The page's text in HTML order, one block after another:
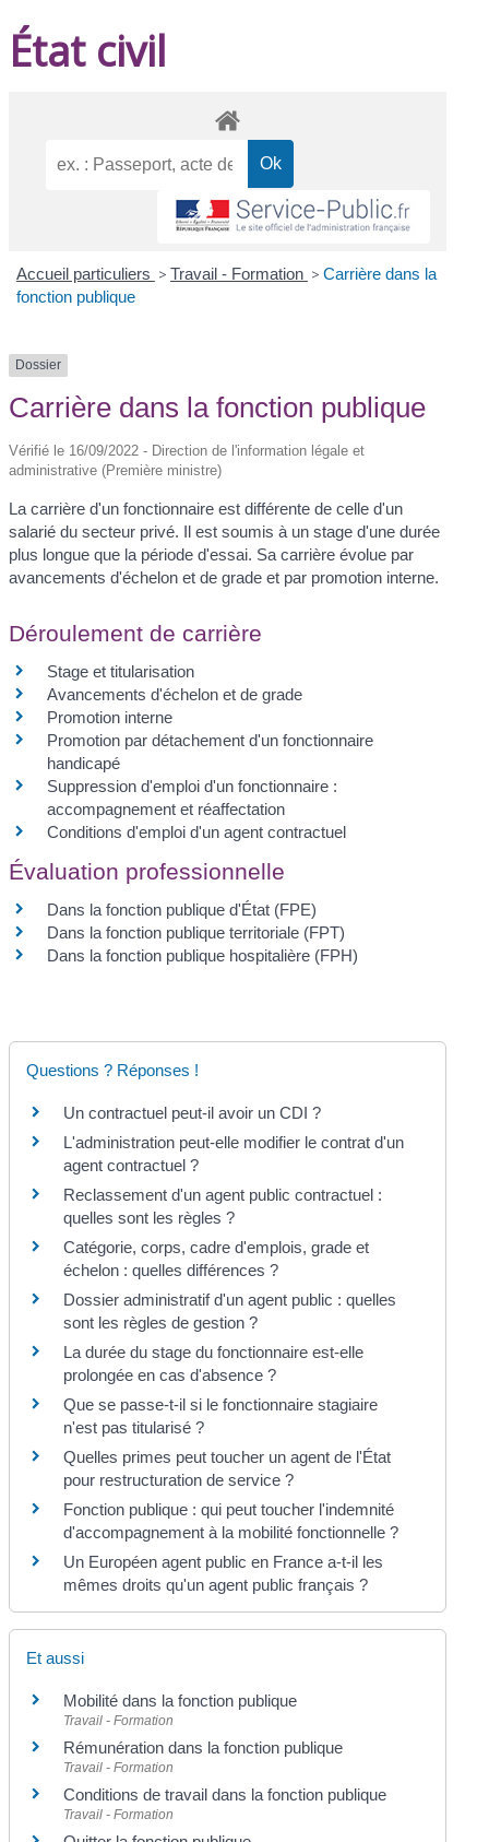
État civil
Accueil particuliers > Travail - Formation > Carrière dans la
fonction publique
Dossier
Carrière dans la fonction publique
Vérifié le 16/09/2022 - Direction de l'information légale et
administrative (Première ministre)
La carrière d'un fonctionnaire est différente de celle d'un
salarié du secteur privé. Il est soumis à un stage d'une durée
plus longue que la période d'essai. Sa carrière évolue par
avancements d'échelon et de grade et par promotion interne.
Déroulement de carrière
Stage et titularisation
Avancements d'échelon et de grade
Promotion interne
Promotion par détachement d'un fonctionnaire
handicapé
Suppression d'emploi d'un fonctionnaire :
accompagnement et réaffectation
Conditions d'emploi d'un agent contractuel
Évaluation professionnelle
Dans la fonction publique d'État (FPE)
Dans la fonction publique territoriale (FPT)
Dans la fonction publique hospitalière (FPH)
Questions ? Réponses !
Un contractuel peut-il avoir un CDI ?
L'administration peut-elle modifier le contrat d'un
agent contractuel ?
Reclassement d'un agent public contractuel :
quelles sont les règles ?
Catégorie, corps, cadre d'emplois, grade et
échelon : quelles différences ?
Dossier administratif d'un agent public : quelles
sont les règles de gestion ?
La durée du stage du fonctionnaire est-elle
prolongée en cas d'absence ?
Que se passe-t-il si le fonctionnaire stagiaire
n'est pas titularisé ?
Quelles primes peut toucher un agent de l'État
pour restructuration de service ?
Fonction publique : qui peut toucher l'indemnité
d'accompagnement à la mobilité fonctionnelle ?
Un Européen agent public en France a-t-il les
mêmes droits qu'un agent public français ?
Et aussi
Mobilité dans la fonction publique
Travail - Formation
Rémunération dans la fonction publique
Travail - Formation
Conditions de travail dans la fonction publique
Travail - Formation